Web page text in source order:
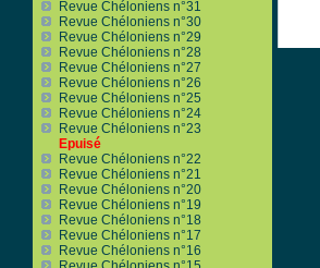
Revue Chéloniens n°31
Revue Chéloniens n°30
Revue Chéloniens n°29
Revue Chéloniens n°28
Revue Chéloniens n°27
Revue Chéloniens n°26
Revue Chéloniens n°25
Revue Chéloniens n°24
Revue Chéloniens n°23
Epuisé
Revue Chéloniens n°22
Revue Chéloniens n°21
Revue Chéloniens n°20
Revue Chéloniens n°19
Revue Chéloniens n°18
Revue Chéloniens n°17
Revue Chéloniens n°16